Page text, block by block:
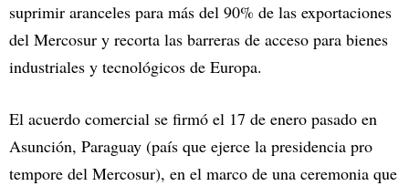
suprimir aranceles para más del 90% de las exportaciones
del Mercosur y recorta las barreras de acceso para bienes
industriales y tecnológicos de Europa.
El acuerdo comercial se firmó el 17 de enero pasado en
Asunción, Paraguay (país que ejerce la presidencia pro
tempore del Mercosur), en el marco de una ceremonia que